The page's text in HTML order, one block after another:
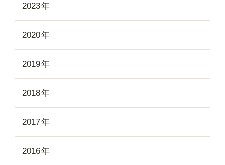
2023
2020
2019
2018
2017
2016